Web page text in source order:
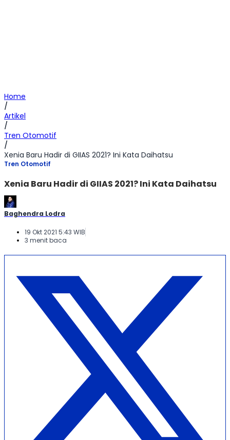
Home
/
Artikel
/
Tren Otomotif
/
Xenia Baru Hadir di GIIAS 2021? Ini Kata Daihatsu
Tren Otomotif
Xenia Baru Hadir di GIIAS 2021? Ini Kata Daihatsu
Baghendra Lodra
19 Okt 2021 5:43 WIB
3 menit baca